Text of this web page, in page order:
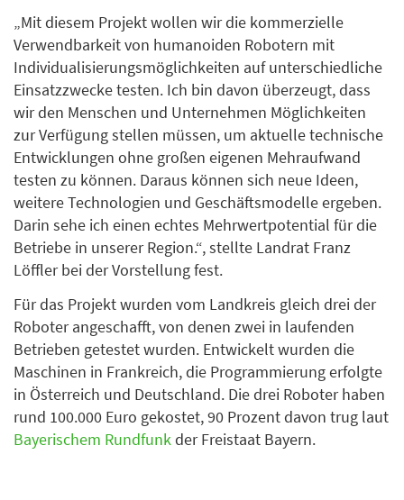
„Mit diesem Projekt wollen wir die kommerzielle
Verwendbarkeit von humanoiden Robotern mit
Individualisierungsmöglichkeiten auf unterschiedliche
Einsatzzwecke testen. Ich bin davon überzeugt, dass
wir den Menschen und Unternehmen Möglichkeiten
zur Verfügung stellen müssen, um aktuelle technische
Entwicklungen ohne großen eigenen Mehraufwand
testen zu können. Daraus können sich neue Ideen,
weitere Technologien und Geschäftsmodelle ergeben.
Darin sehe ich einen echtes Mehrwertpotential für die
Betriebe in unserer Region.“, stellte Landrat Franz
Löffler bei der Vorstellung fest.
Für das Projekt wurden vom Landkreis gleich drei der
Roboter angeschafft, von denen zwei in laufenden
Betrieben getestet wurden. Entwickelt wurden die
Maschinen in Frankreich, die Programmierung erfolgte
in Österreich und Deutschland. Die drei Roboter haben
rund 100.000 Euro gekostet, 90 Prozent davon trug laut
Bayerischem Rundfunkder Freistaat Bayern.